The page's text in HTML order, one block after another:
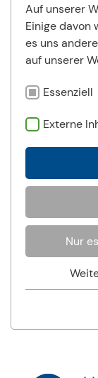
Auf unserer
Einige davon
es uns
auf unserer
Essenziell
Externe
Nur